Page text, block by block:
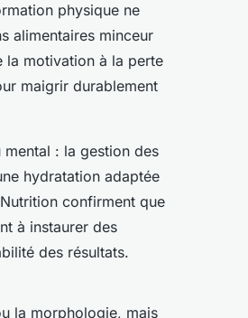
physique ne
alimentaires minceur
la motivation à la perte
maigrir durablement
: la gestion des
hydratation adaptée
confirment que
à instaurer des
des résultats.
la morphologie, mais